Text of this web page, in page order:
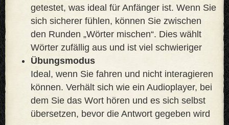
getestet, was ideal für Anfänger ist. Wenn Sie
sich sicherer fühlen, können Sie zwischen
den Runden „Wörter mischen“. Dies wählt
Wörter zufällig aus und ist viel schwieriger
Übungsmodus
Ideal, wenn Sie fahren und nicht interagieren
können. Verhält sich wie ein Audioplayer, bei
dem Sie das Wort hören und es sich selbst
übersetzen, bevor die Antwort gegeben wird